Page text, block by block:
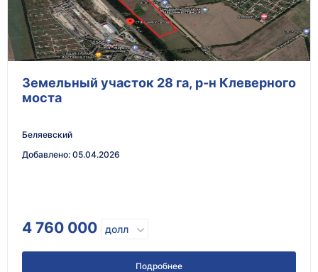
Земельный участок 28 га, р-н Клеверного
моста
Беляевский
Добавлено: 05.04.2026
4 760 000 долл
Подробнее